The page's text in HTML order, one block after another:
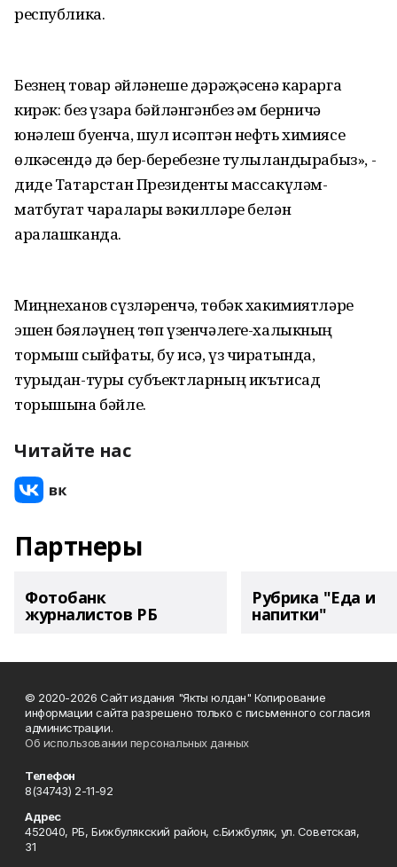
республика.
Безнең товар әйләнеше дәрәҗәсенә карарга
кирәк: без үзара бәйләнгәнбез һәм берничә
юнәлеш буенча, шул исәптән нефть химиясе
өлкәсендә дә бер-беребезне тулыландырабыз», -
диде Татарстан Президенты массакүләм-
матбугат чаралары вәкилләре белән
аралашканда.
Миңнеханов сүзләренчә, төбәк хакимиятләре
эшен бәяләүнең төп үзенчәлеге-халыкның
тормыш сыйфаты, бу исә, үз чиратында,
турыдан-туры субъектларның икътисад
торышына бәйле.
Читайте нас
Партнеры
Фотобанк
журналистов РБ
Рубрика "Еда и
напитки"
© 2020-2026 Сайт издания "Якты юлдан" Копирование
информации сайта разрешено только с письменного согласия
администрации.
Об использовании персональных данных
Телефон
8(34743) 2-11-92
Адрес
452040, РБ, Бижбулякский район, с.Бижбуляк, ул. Советская,
31